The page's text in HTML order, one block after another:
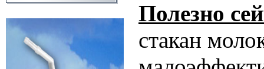
Полезно
стакан